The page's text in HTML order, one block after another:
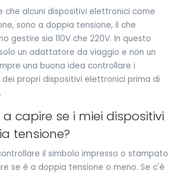
che alcuni dispositivi elettronici come
sono a doppia tensione, il che
gestire sia 110V che 220V. In questo
un adattatore da viaggio e non un
una buona idea controllare i
propri dispositivi elettronici prima di
capire se i miei dispositivi
tensione?
il simbolo impresso o stampato
se è a doppia tensione o meno. Se c'è